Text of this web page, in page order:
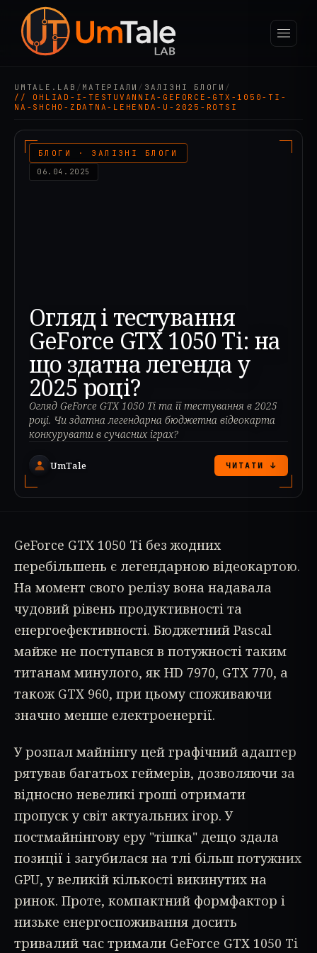
UMTALE.LAB / МАТЕРІАЛИ / ЗАЛІЗНІ БЛОГИ /
// OHLIAD-I-TESTUVANNIA-GEFORCE-GTX-1050-TI-
NA-SHCHO-ZDATNA-LEHENDA-U-2025-ROTSI
БЛОГИ · ЗАЛІЗНІ БЛОГИ
06.04.2025
Огляд і тестування
GeForce GTX 1050 Ti: на
що здатна легенда у
2025 році?
Огляд GeForce GTX 1050 Ti та її тестування в 2025
році. Чи здатна легендарна бюджетна відеокарта
конкурувати в сучасних іграх?
UmTale ЧИТАТИ ↓
GeForce GTX 1050 Ti без жодних
перебільшень є легендарною відеокартою.
На момент свого релізу вона надавала
чудовий рівень продуктивності та
енергоефективності. Бюджетний Pascal
майже не поступався в потужності таким
титанам минулого, як HD 7970, GTX 770, а
також GTX 960, при цьому споживаючи
значно менше електроенергії.
У розпал майнінгу цей графічний адаптер
рятував багатьох геймерів, дозволяючи за
відносно невеликі гроші отримати
пропуск у світ актуальних ігор. У
постмайнінгову еру "тішка" дещо здала
позиції і загубилася на тлі більш потужних
GPU, у великій кількості викинутих на
ринок. Проте, компактний формфактор і
низьке енергоспоживання досить
тривалий час тримали GeForce GTX 1050 Ti